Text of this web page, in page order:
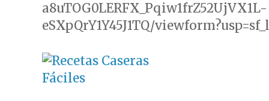
a8uTOG0LERFX_Pqiw1frZ52UjVX1L-
eSXpQrY1Y45J1TQ/